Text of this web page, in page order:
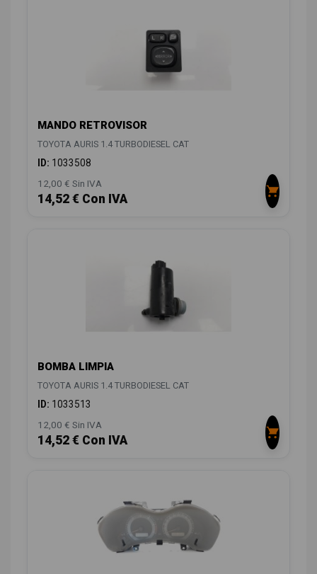
MANDO RETROVISOR
TOYOTA AURIS 1.4 TURBODIESEL CAT
ID: 1033508
12,00 € Sin IVA
14,52 € Con IVA
BOMBA LIMPIA
TOYOTA AURIS 1.4 TURBODIESEL CAT
ID: 1033513
12,00 € Sin IVA
14,52 € Con IVA